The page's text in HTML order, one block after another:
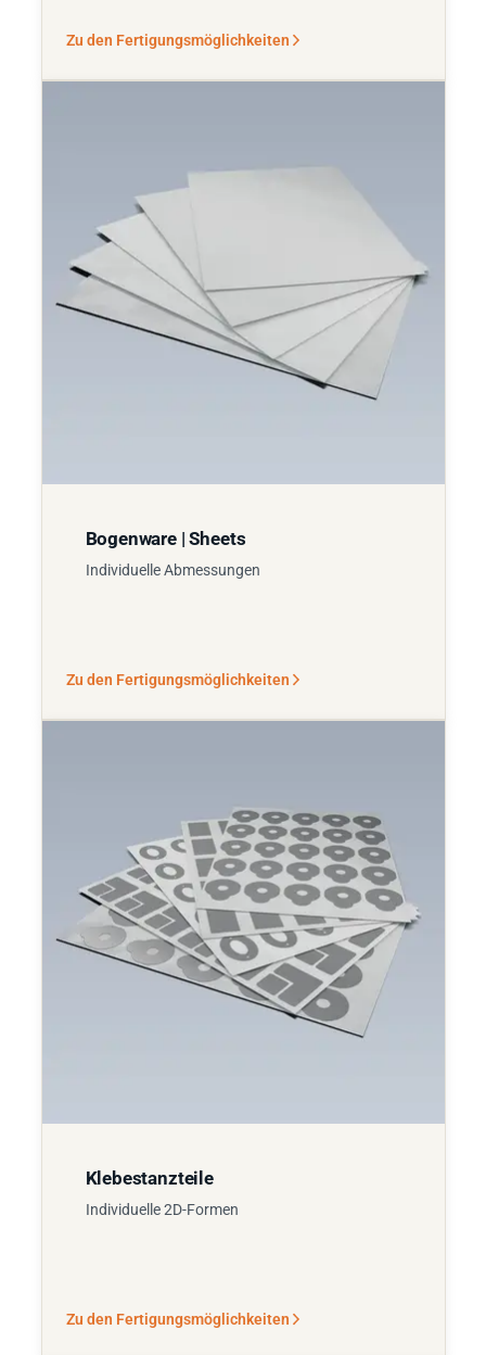
Zu den Fertigungsmöglichkeiten
Bogenware | Sheets
Individuelle Abmessungen
Zu den Fertigungsmöglichkeiten
Klebestanzteile
Individuelle 2D-Formen
Zu den Fertigungsmöglichkeiten